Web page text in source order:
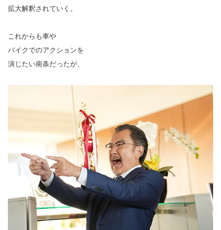
拡大解釈されていく。
これからも車や
バイクでのアクションを
演じたい南条だったが、